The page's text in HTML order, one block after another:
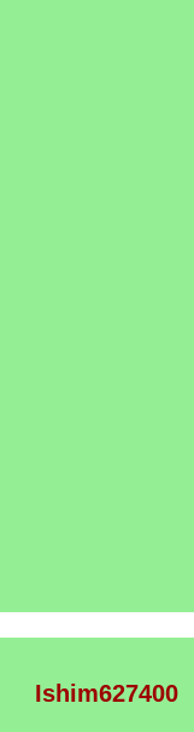
Ishim627400